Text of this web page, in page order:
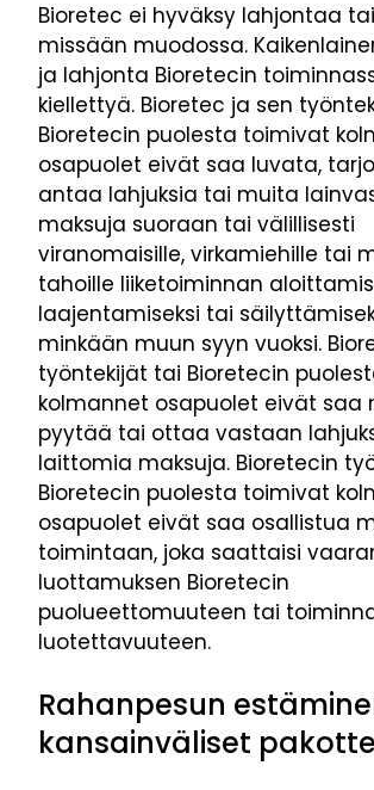
Bioretec ei hyväksy lahjontaa
missään muodossa.
ja lahjonta Bioretecin
kiellettyä. Bioretec ja sen
Bioretecin puolesta toimivat
osapuolet eivät saa luvata,
antaa lahjuksia tai muita
maksuja suoraan tai välillisesti
viranomaisille, virkamiehille tai
tahoille liiketoiminnan
laajentamiseksi tai
minkään muun syyn vuoksi.
työntekijät tai Bioretecin
kolmannet osapuolet eivät saa
pyytää tai ottaa vastaan
laittomia maksuja. Bioretecin
Bioretecin puolesta toimivat
osapuolet eivät saa osallistua
toimintaan, joka saattaisi
luottamuksen Bioretecin
puolueettomuuteen tai
luotettavuuteen.
Rahanpesun
kansainväliset